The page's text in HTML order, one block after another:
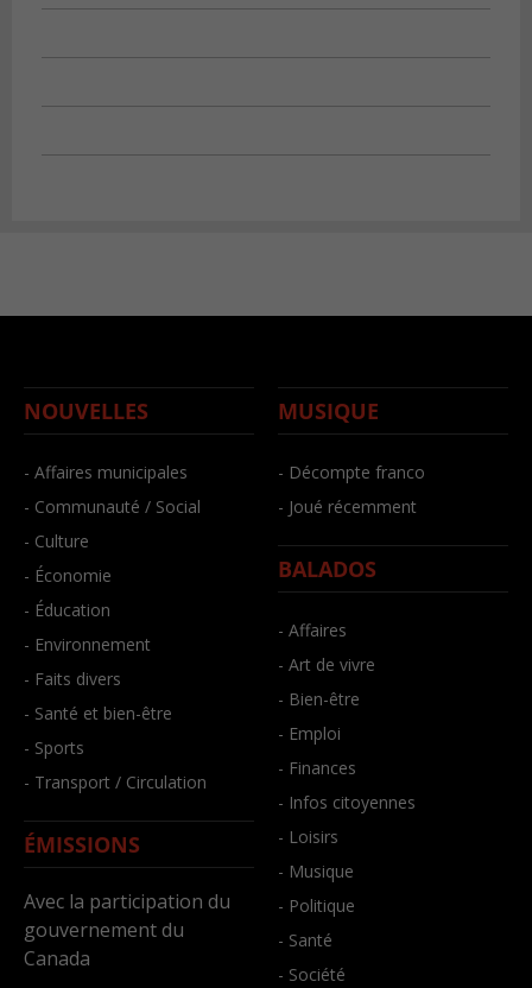
NOUVELLES
- Affaires municipales
- Communauté / Social
- Culture
- Économie
- Éducation
- Environnement
- Faits divers
- Santé et bien-être
- Sports
- Transport / Circulation
ÉMISSIONS
Avec la participation du
gouvernement du
Canada
MUSIQUE
- Décompte franco
- Joué récemment
BALADOS
- Affaires
- Art de vivre
- Bien-être
- Emploi
- Finances
- Infos citoyennes
- Loisirs
- Musique
- Politique
- Santé
- Société